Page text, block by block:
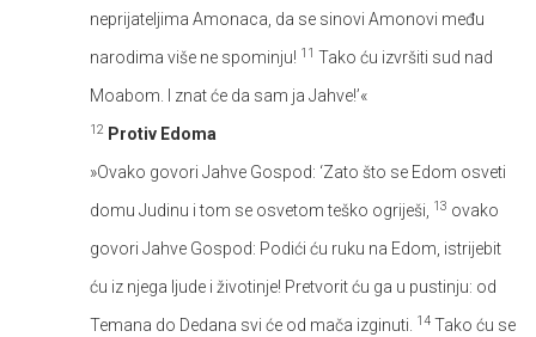
neprijateljima Amonaca, da se sinovi Amonovi među
narodima više ne spominju! 11 Tako ću izvršiti sud nad
Moabom. I znat će da sam ja Jahve!’«
12 Protiv Edoma
»Ovako govori Jahve Gospod: ‘Zato što se Edom osveti
domu Judinu i tom se osvetom teško ogriješi,
13 ovako
govori Jahve Gospod: Podići ću ruku na Edom, istrijebit
ću iz njega ljude i životinje! Pretvorit ću ga u pustinju: od
Temana do Dedana svi će od mača izginuti.
14 Tako ću se